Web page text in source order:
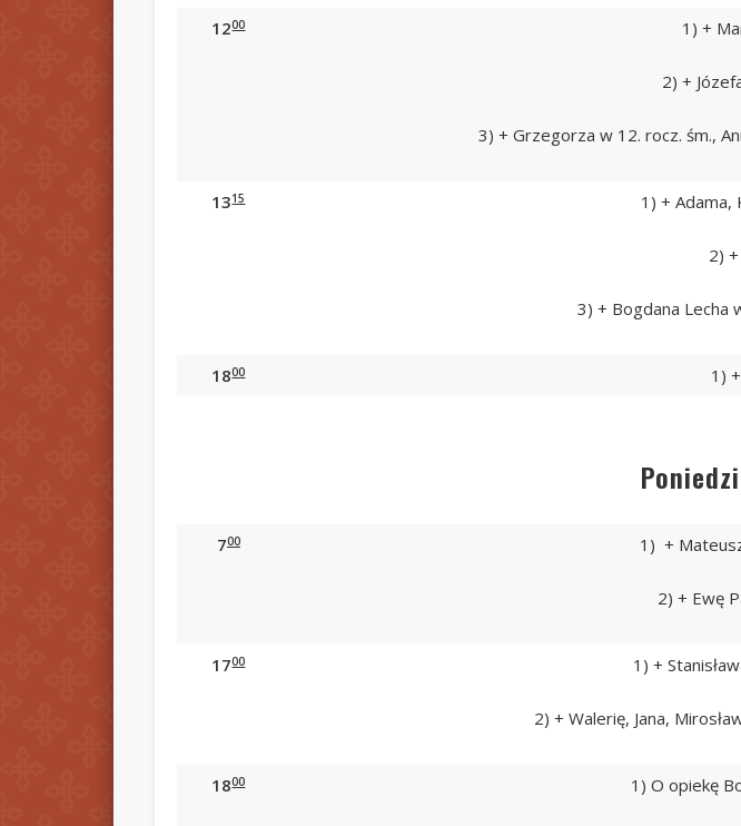
1200 1) +
2) +
3) + Grzegorza w 12. rocz. śm.,
1315 1) + Adama,
2)
3) + Bogdana Lecha
1800 1)
700 1) +
2) + Ewę
1700 1) +
2) + Walerię, Jana,
1800 1) O opiekę